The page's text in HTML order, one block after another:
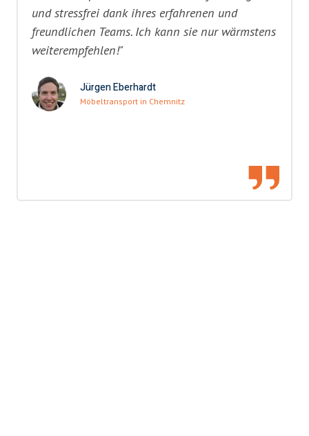
und stressfrei dank ihres erfahrenen und
freundlichen Teams. Ich kann sie nur wärmstens
weiterempfehlen!"
Jürgen Eberhardt
Möbeltransport in Chemnitz